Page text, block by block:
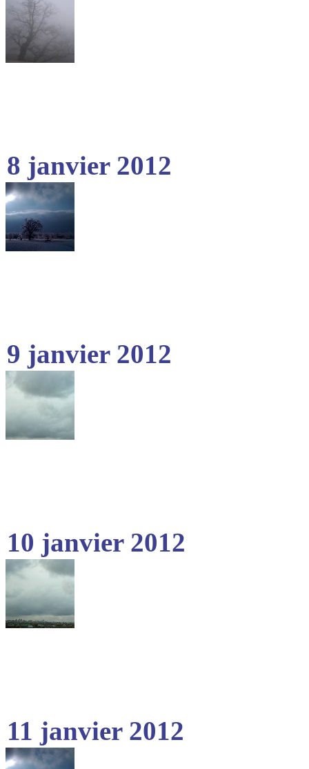
8 janvier 2012
9 janvier 2012
10 janvier 2012
11 janvier 2012